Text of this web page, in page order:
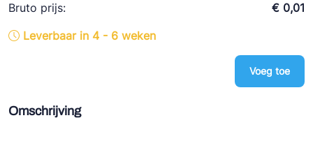
REFFLEX®
Bruto prijs:
€ 0,01
Leverbaar in 4 - 6 weken
Voeg toe
Omschrijving